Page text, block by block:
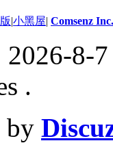
|小黑屋| Comsenz Inc.
8-
.
by